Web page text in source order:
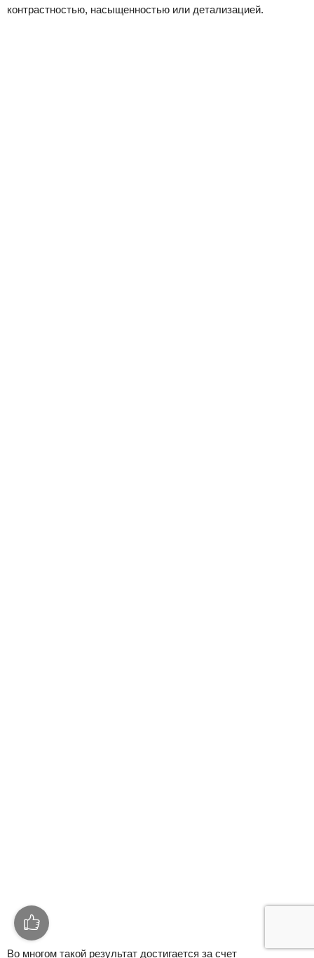
контрастностью, насыщенностью или детализацией.
Во многом такой результат достигается за счет